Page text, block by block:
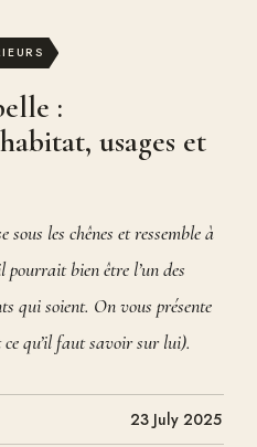
:
usages et
les chênes et ressemble à
bien être l’un des
qui soient. On vous présente
qu’il faut savoir sur lui).
23 July 2025